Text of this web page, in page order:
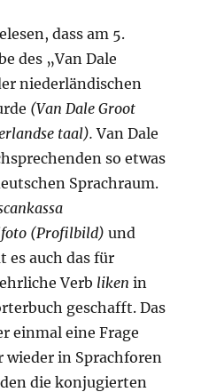
dass am 5.
des „Van Dale
niederländischen
(Van Dale Groot
taal). Van Dale
so etwas
Sprachraum.
(Profilbild) und
es auch das für
Verb liken in
geschafft. Das
einmal eine Frage
in Sprachforen
die konjugierten